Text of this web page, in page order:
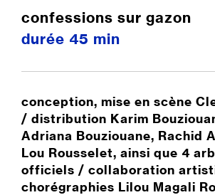
confessions sur gazon
durée 45 min
conception, mise en scène
/ distribution Karim
Adriana Bouziouane, Rachid
Lou Rousselet, ainsi que 4
officiels / collaboration
chorégraphies Lilou Magali